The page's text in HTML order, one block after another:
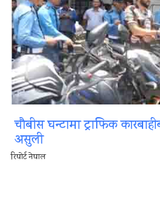
चौबीस घन्टामा ट्राफिक
असुली
रिपोर्ट नेपाल